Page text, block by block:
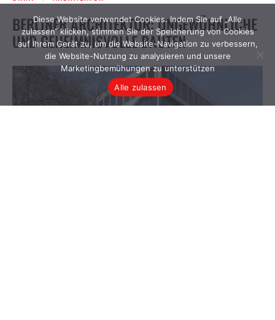
Diese Website verwendet Cookies. Indem Sie auf „Alle
zulassen“ klicken, stimmen Sie der Speicherung von Cookies
auf Ihrem Gerät zu, um die Website-Navigation zu verbessern,
die Website-Nutzung zu analysieren und unsere
Marketingbemühungen zu unterstützen
Alle zulassen